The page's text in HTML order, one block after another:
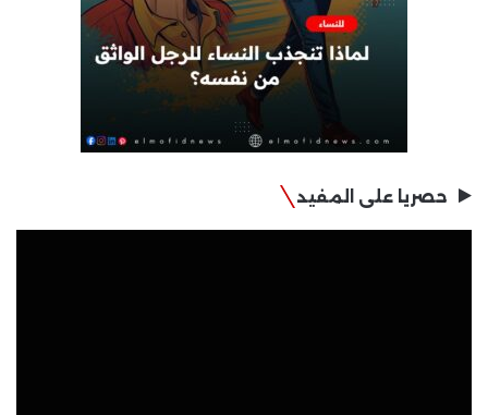
حصريا على المفيد